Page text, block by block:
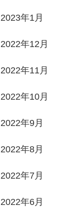
2023年1月
2022年12月
2022年11月
2022年10月
2022年9月
2022年8月
2022年7月
2022年6月